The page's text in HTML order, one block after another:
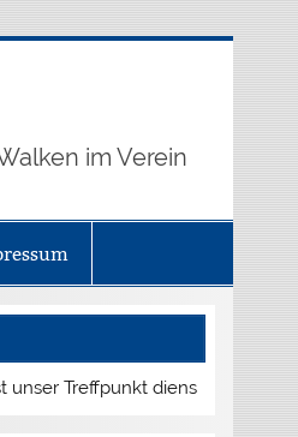
im Verein
dienstags und